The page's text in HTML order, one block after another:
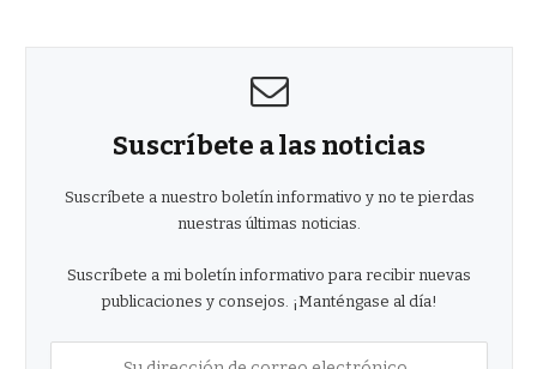
Suscríbete a las noticias
Suscríbete a nuestro boletín informativo y no te pierdas
nuestras últimas noticias.
Suscríbete a mi boletín informativo para recibir nuevas
publicaciones y consejos. ¡Manténgase al día!